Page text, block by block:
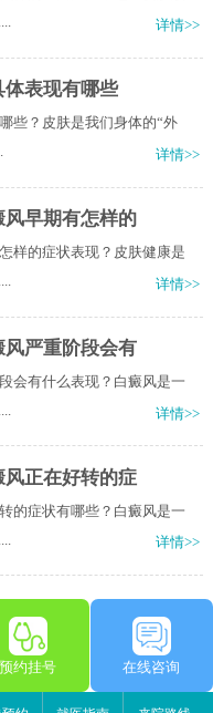
详情>>
体表现有哪些
些？皮肤是我们身体的“外
详情>>
早期有怎样的
样的症状表现？皮肤健康是
详情>>
严重阶段会有
会有什么表现？白癜风是一
详情>>
正在好转的症
的症状有哪些？白癜风是一
详情>>
预约挂号 在线咨询